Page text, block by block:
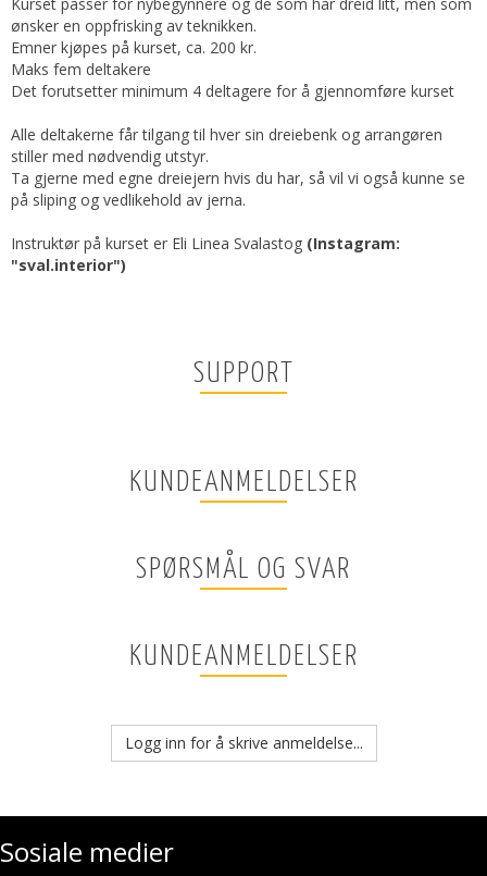
ønsker en oppfrisking av teknikken.
Emner kjøpes på kurset, ca. 200 kr.
Maks fem deltakere
Det forutsetter minimum 4 deltagere for å gjennomføre kurset
Alle deltakerne får tilgang til hver sin dreiebenk og arrangøren
stiller med nødvendig utstyr.
Ta gjerne med egne dreiejern hvis du har, så vil vi også kunne se
på sliping og vedlikehold av jerna.
Instruktør på kurset er Eli Linea Svalastog (Instagram:
"sval.interior")
SUPPORT
KUNDEANMELDELSER
SPØRSMÅL OG SVAR
KUNDEANMELDELSER
Logg inn for å skrive anmeldelse...
Sosiale medier